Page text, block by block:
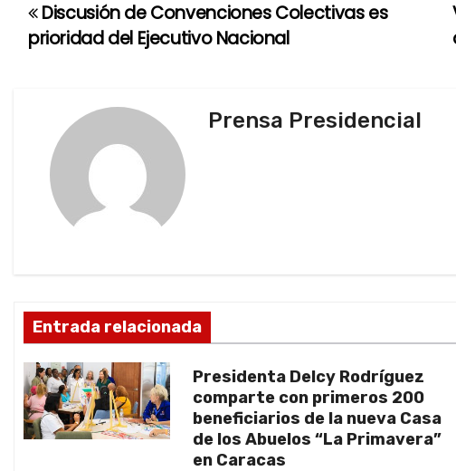
N
a
ó
n
d
e
Discusión de Convenciones Colectivas es
prioridad del Ejecutivo Nacional
Prensa Presidencial
Entrada relacionada
Presidenta Delcy Rodríguez
comparte con primeros 200
beneficiarios de la nueva Casa
de los Abuelos “La Primavera”
en Caracas